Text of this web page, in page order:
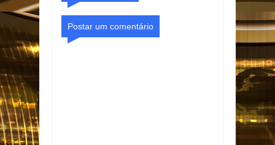
Postar um comentário